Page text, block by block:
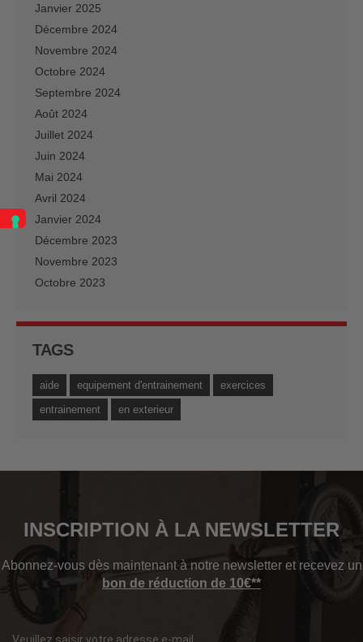
Janvier 2025
Décembre 2024
Novembre 2024
Octobre 2024
Septembre 2024
Août 2024
Juillet 2024
Juin 2024
Mai 2024
Avril 2024
Janvier 2024
Décembre 2023
Novembre 2023
Octobre 2023
TAGS
aide equipement d'entrainement
exercices
entrainement
en exterieur
INSCRIPTION À LA NEWSLETTER
Abonnez-vous dès maintenant à notre newsletter et recevez un
bon de réduction de 10€**